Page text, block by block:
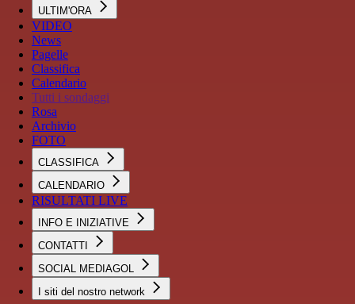
ULTIM'ORA
VIDEO
News
Pagelle
Classifica
Calendario
Tutti i sondaggi
Rosa
Archivio
FOTO
CLASSIFICA
CALENDARIO
RISULTATI LIVE
INFO E INIZIATIVE
CONTATTI
SOCIAL MEDIAGOL
I siti del nostro network